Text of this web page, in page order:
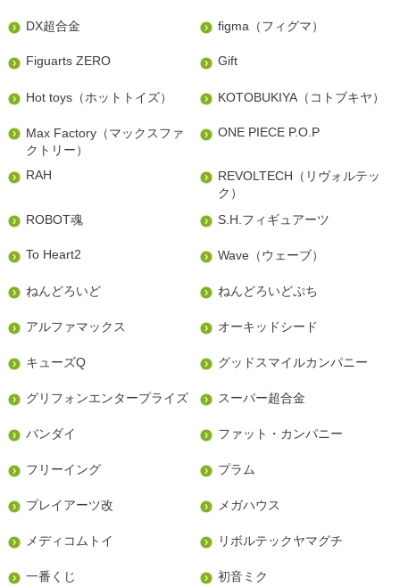
DX超合金 figma（フィグマ）
Figuarts ZERO Gift
Hot toys（ホットトイズ） KOTOBUKIYA（コトブキヤ）
Max Factory（マックスファ
クトリー）
ONE PIECE P.O.P
RAH
REVOLTECH（リヴォルテッ
ク）
ROBOT魂
S.H.フィギュアーツ
To Heart2 Wave（ウェーブ）
ねんどろいど ねんどろいどぷち
アルファマックス オーキッドシード
キューズQ グッドスマイルカンパニー
グリフォンエンタープライズ スーパー超合金
バンダイ ファット・カンパニー
フリーイング プラム
プレイアーツ改 メガハウス
メディコムトイ リボルテックヤマグチ
一番くじ 初音ミク